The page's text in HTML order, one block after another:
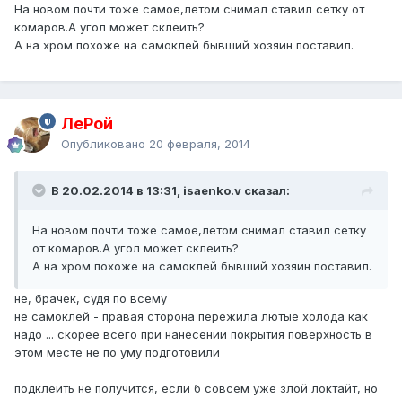
На новом почти тоже самое,летом снимал ставил сетку от
комаров.А угол может склеить?
А на хром похоже на самоклей бывший хозяин поставил.
ЛеРой
Опубликовано 20 февраля, 2014
В 20.02.2014 в 13:31, isaenko.v сказал:
На новом почти тоже самое,летом снимал ставил сетку
от комаров.А угол может склеить?
А на хром похоже на самоклей бывший хозяин поставил.
не, брачек, судя по всему
не самоклей - правая сторона пережила лютые холода как
надо ... скорее всего при нанесении покрытия поверхность в
этом месте не по уму подготовили
подклеить не получится, если б совсем уже злой локтайт, но